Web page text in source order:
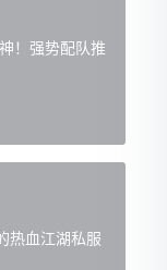
！强势配队推
热血江湖私服